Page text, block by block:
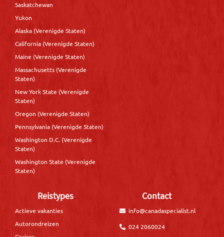
Saskatchewan
Yukon
Alaska (Verenigde Staten)
California (Verenigde Staten)
Maine (Verenigde Staten)
Massachusetts (Verenigde
Staten)
New York State (Verenigde
Staten)
Oregon (Verenigde Staten)
Pennsylvania (Verenigde Staten)
Washington D.C. (Verenigde
Staten)
Washington State (Verenigde
Staten)
Reistypes
Actieve vakanties
Autorondreizen
Contact
info@canadaspecialist.nl
024 2060024